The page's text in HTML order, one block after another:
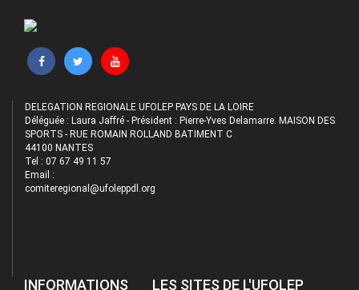
DELEGATION REGIONALE UFOLEP PAYS DE LA LOIRE
Déléguée : Laura Jaffré - Président : Pierre-Yves Delamarre. MAISON DES
SPORTS - RUE ROMAIN ROLLAND BATIMENT C
44100 NANTES
Tel : 07 67 49 11 57
Email :
comiteregional@ufoleppdl.org
INFORMATIONS LES SITES DE L'UFOLEP